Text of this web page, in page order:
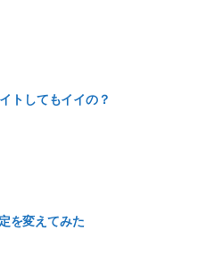
トしてもイイの？
を変えてみた